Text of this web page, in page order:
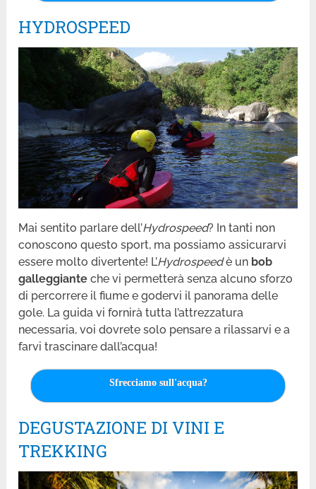
HYDROSPEED
Mai sentito parlare dell’Hydrospeed? In tanti non
conoscono questo sport, ma possiamo assicurarvi
essere molto divertente! L’Hydrospeedè un bob
galleggiante che vi permetterà senza alcuno sforzo
di percorrere il fiume e godervi il panorama delle
gole. La guida vi fornirà tutta l’attrezzatura
necessaria, voi dovrete solo pensare a rilassarvi e a
farvi trascinare dall’acqua!
Sfrecciamo sull'acqua?
DEGUSTAZIONE DI VINI E
TREKKING